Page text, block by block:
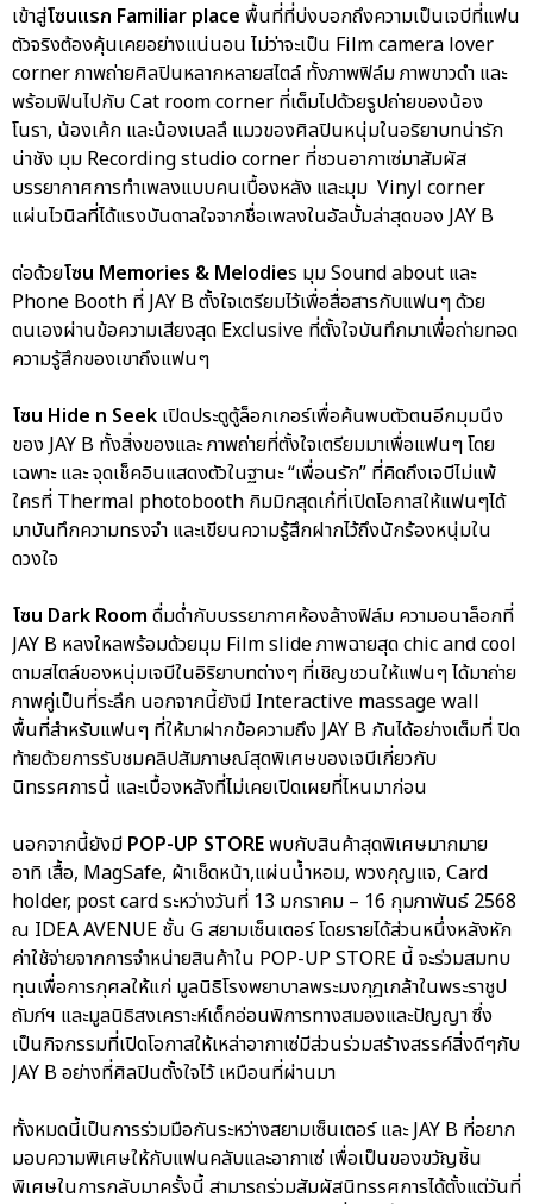
เข้าสู่โซนแรก Familiar place พื้นที่ที่บ่งบอกถึงความเป็นเจบีที่แฟน
ตัวจริงต้องคุ้นเคยอย่างแน่นอน ไม่ว่าจะเป็น Film camera lover
corner ภาพถ่ายศิลปินหลากหลายสไตล์ ทั้งภาพฟิล์ม ภาพขาวดำ และ
พร้อมฟินไปกับ Cat room corner ที่เต็มไปด้วยรูปถ่ายของน้อง
โนรา, น้องเค้ก และน้องเบลลึ แมวของศิลปินหนุ่มในอริยาบทน่ารัก
น่าชัง มุม Recording studio corner ที่ชวนอากาเซ่มาสัมผัส
บรรยากาศการทำเพลงแบบคนเบื้องหลัง และมุม Vinyl corner
แผ่นไวนิลที่ได้แรงบันดาลใจจากชื่อเพลงในอัลบั้มล่าสุดของ JAY B
ต่อด้วยโซน Memories & Melodies มุม Sound about และ
Phone Booth ที่ JAY B ตั้งใจเตรียมไว้เพื่อสื่อสารกับแฟนๆ ด้วย
ตนเองผ่านข้อความเสียงสุด Exclusive ที่ตั้งใจบันทึกมาเพื่อถ่ายทอด
ความรู้สึกของเขาถึงแฟนๆ
โซน Hide n Seek เปิดประตูตู้ล็อกเกอร์เพื่อค้นพบตัวตนอีกมุมนึง
ของ JAY B ทั้งสิ่งของและ ภาพถ่ายที่ตั้งใจเตรียมมาเพื่อแฟนๆ โดย
เฉพาะ และ จุดเช็คอินแสดงตัวในฐานะ “เพื่อนรัก” ที่คิดถึงเจบีไม่แพ้
ใครที่ Thermal photobooth กิมมิกสุดเก๋ที่เปิดโอกาสให้แฟนๆได้
มาบันทึกความทรงจำ และเขียนความรู้สึกฝากไว้ถึงนักร้องหนุ่มใน
ดวงใจ
โซน Dark Room ดื่มด่ำกับบรรยากาศห้องล้างฟิล์ม ความอนาล็อกที่
JAY B หลงใหลพร้อมด้วยมุม Film slide ภาพฉายสุด chic and cool
ตามสไตล์ของหนุ่มเจบีในอิริยาบทต่างๆ ที่เชิญชวนให้แฟนๆ ได้มาถ่าย
ภาพคู่เป็นที่ระลึก นอกจากนี้ยังมี Interactive massage wall
พื้นที่สำหรับแฟนๆ ที่ให้มาฝากข้อความถึง JAY B กันได้อย่างเต็มที่ ปิด
ท้ายด้วยการรับชมคลิปสัมภาษณ์สุดพิเศษของเจบีเกี่ยวกับ
นิทรรศการนี้ และเบื้องหลังที่ไม่เคยเปิดเผยที่ไหนมาก่อน
นอกจากนี้ยังมี POP-UP STOREพบกับสินค้าสุดพิเศษมากมาย
อาทิ เสื้อ, MagSafe, ผ้าเช็ดหน้า,แผ่นน้ำหอม, พวงกุญแจ, Card
holder, post card ระหว่างวันที่ 13 มกราคม – 16 กุมภาพันธ์ 2568
ณ IDEA AVENUE ชั้น G สยามเซ็นเตอร์ โดยรายได้ส่วนหนึ่งหลังหัก
ค่าใช้จ่ายจากการจำหน่ายสินค้าใน POP-UP STORE นี้ จะร่วมสมทบ
ทุนเพื่อการกุศลให้แก่ มูลนิธิโรงพยาบาลพระมงกุฎเกล้าในพระราชูป
ถัมภ์ฯ และมูลนิธิสงเคราะห์เด็กอ่อนพิการทางสมองและปัญญา ซึ่ง
เป็นกิจกรรมที่เปิดโอกาสให้เหล่าอากาเซ่มีส่วนร่วมสร้างสรรค์สิ่งดีๆกับ
JAY B อย่างที่ศิลปินตั้งใจไว้ เหมือนที่ผ่านมา
ทั้งหมดนี้เป็นการร่วมมือกันระหว่างสยามเซ็นเตอร์ และ JAY B ที่อยาก
มอบความพิเศษให้กับแฟนคลับและอากาเซ่ เพื่อเป็นของขวัญชิ้น
พิเศษในการกลับมาครั้งนี้ สามารถร่วมสัมผัสนิทรรศการได้ตั้งแต่วันที่